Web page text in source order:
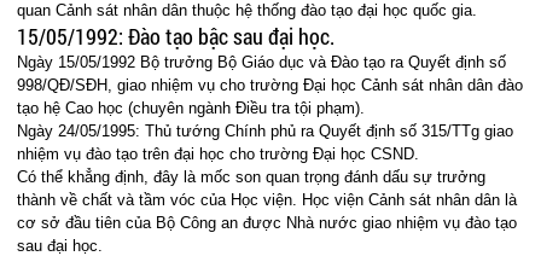
quan Cảnh sát nhân dân thuộc hệ thống đào tạo đại học quốc gia.
15/05/1992: Đào tạo bậc sau đại học.
Ngày 15/05/1992 Bộ trưởng Bộ Giáo dục và Đào tạo ra Quyết định số
998/QĐ/SĐH, giao nhiệm vụ cho trường Đại học Cảnh sát nhân dân đào
tạo hệ Cao học (chuyên ngành Điều tra tội phạm).
Ngày 24/05/1995: Thủ tướng Chính phủ ra Quyết định số 315/TTg giao
nhiệm vụ đào tạo trên đại học cho trường Đại học CSND.
Có thể khẳng định, đây là mốc son quan trọng đánh dấu sự trưởng
thành về chất và tầm vóc của Học viện. Học viện Cảnh sát nhân dân là
cơ sở đầu tiên của Bộ Công an được Nhà nước giao nhiệm vụ đào tạo
sau đại học.